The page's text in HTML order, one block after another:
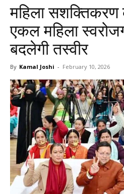
महिला सशक्तिकरण
एकल महिला
बदलेगी तस्वीर
By Kamal Joshi - February 10, 2026